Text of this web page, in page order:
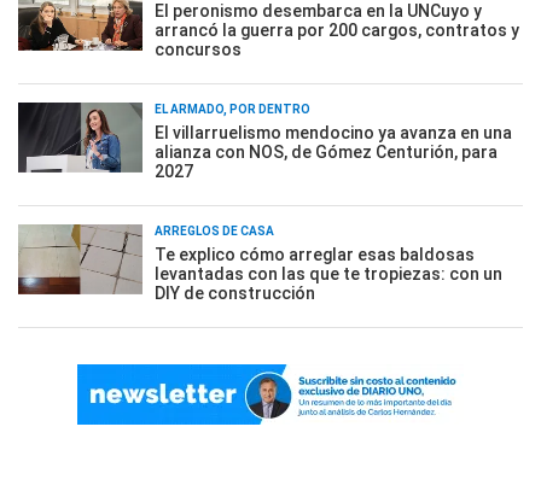
El peronismo desembarca en la UNCuyo y
arrancó la guerra por 200 cargos, contratos y
concursos
EL ARMADO, POR DENTRO
El villarruelismo mendocino ya avanza en una
alianza con NOS, de Gómez Centurión, para
2027
ARREGLOS DE CASA
Te explico cómo arreglar esas baldosas
levantadas con las que te tropiezas: con un
DIY de construcción